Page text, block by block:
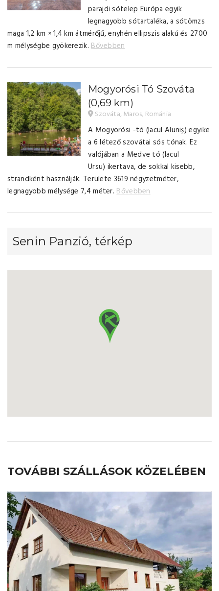
parajdi sótelep Európa egyik
legnagyobb sótartaléka, a sótömzs
maga 1,2 km × 1,4 km átmérőjű, enyhén ellipszis alakú és 2700
m mélységbe gyökerezik.Bővebben
Mogyorósi Tó Szováta
(0,69 km)
Szováta, Maros, Románia
A Mogyorósi -tó (lacul Aluniș) egyike
a 6 létező szovátai sós tónak. Ez
valójában a Medve tó (lacul
Ursu) ikertava, de sokkal kisebb,
strandként használják. Területe 3619 négyzetméter,
legnagyobb mélysége 7,4 méter.Bővebben
Senin Panzió, térkép
TOVÁBBI SZÁLLÁSOK KÖZELÉBEN